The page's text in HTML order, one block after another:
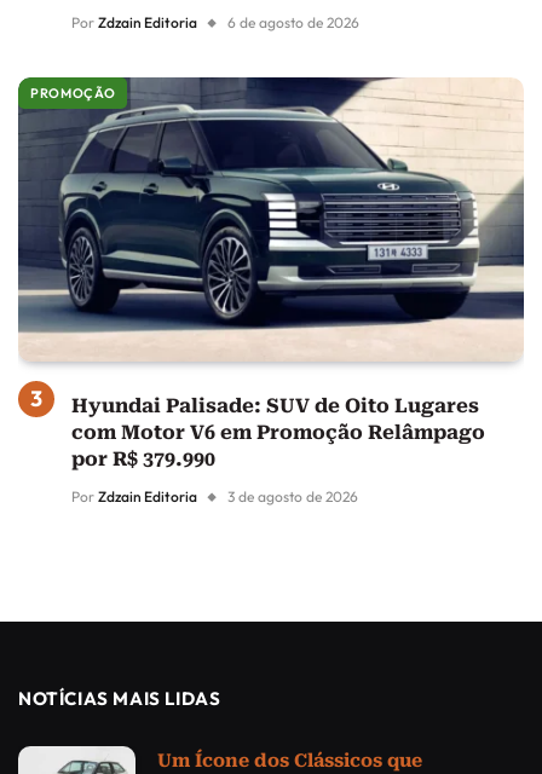
Por Zdzain Editoria 6 de agosto de 2026
PROMOÇÃO
Hyundai Palisade: SUV de Oito Lugares
com Motor V6 em Promoção Relâmpago
por R$ 379.990
Por Zdzain Editoria 3 de agosto de 2026
NOTÍCIAS MAIS LIDAS
Um Ícone dos Clássicos que